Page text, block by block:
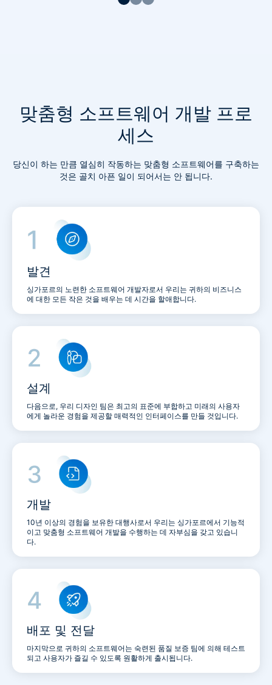
맞춤형 소프트웨어 개발 프로
세스
당신이 하는 만큼 열심히 작동하는 맞춤형 소프트웨어를 구축하는
것은 골치 아픈 일이 되어서는 안 됩니다.
발견
싱가포르의 노련한 소프트웨어 개발자로서 우리는 귀하의 비즈니스
에 대한 모든 작은 것을 배우는 데 시간을 할애합니다.
설계
다음으로, 우리 디자인 팀은 최고의 표준에 부합하고 미래의 사용자
에게 놀라운 경험을 제공할 매력적인 인터페이스를 만들 것입니다.
개발
10년 이상의 경험을 보유한 대행사로서 우리는 싱가포르에서 기능적
이고 맞춤형 소프트웨어 개발을 수행하는 데 자부심을 갖고 있습니
다.
배포 및 전달
마지막으로 귀하의 소프트웨어는 숙련된 품질 보증 팀에 의해 테스트
되고 사용자가 즐길 수 있도록 원활하게 출시됩니다.